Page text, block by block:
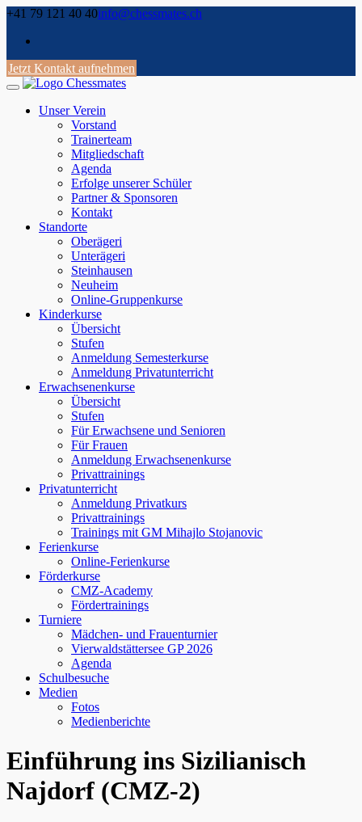
Skip
content
+41 79 121 40 40info@chessmates.ch
Jetzt Kontakt aufnehmen
Unser Verein
Vorstand
Trainerteam
Mitgliedschaft
Agenda
Erfolge unserer Schüler
Partner & Sponsoren
Kontakt
Standorte
Oberägeri
Unterägeri
Steinhausen
Neuheim
Online-Gruppenkurse
Kinderkurse
Übersicht
Stufen
Anmeldung Semesterkurse
Anmeldung Privatunterricht
Erwachsenenkurse
Übersicht
Stufen
Für Erwachsene und Senioren
Für Frauen
Anmeldung Erwachsenenkurse
Privattrainings
Privatunterricht
Anmeldung Privatkurs
Privattrainings
Trainings mit GM Mihajlo Stojanovic
Ferienkurse
Online-Ferienkurse
Förderkurse
CMZ-Academy
Fördertrainings
Turniere
Mädchen- und Frauenturnier
Vierwaldstättersee GP 2026
Agenda
Schulbesuche
Medien
Fotos
Medienberichte
Einführung ins Sizilianisch
Najdorf (CMZ-2)